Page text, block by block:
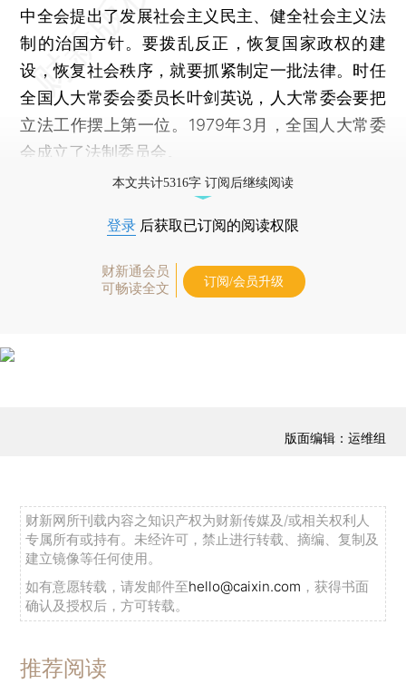
中全会提出了发展社会主义民主、健全社会主义法
制的治国方针。要拨乱反正，恢复国家政权的建
设，恢复社会秩序，就要抓紧制定一批法律。时任
全国人大常委会委员长叶剑英说，人大常委会要把
立法工作摆上第一位。1979年3月，全国人大常委
会成立了法制委员会。
本文共计5316字 订阅后继续阅读
登录 后获取已订阅的阅读权限
财新通会员
可畅读全文
订阅/会员升级
版面编辑：运维组
财新网所刊载内容之知识产权为财新传媒及/或相关权利人
专属所有或持有。未经许可，禁止进行转载、摘编、复制及
建立镜像等任何使用。
如有意愿转载，请发邮件至hello@caixin.com ，获得书面
确认及授权后，方可转载。
推荐阅读